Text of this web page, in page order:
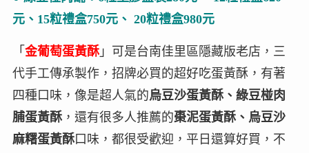
元、15粒禮盒750元、 20粒禮盒980元
「 金葡萄蛋黃酥」可是台南佳里區隱藏版老店，三
代手工傳承製作，招牌必買的超好吃蛋黃酥，有著
四種口味，像是超人氣的烏豆沙蛋黃酥、綠豆椪肉
脯蛋黃酥，還有很多人推薦的棗泥蛋黃酥、烏豆沙
麻糬蛋黃酥口味，都很受歡迎，平日還算好買，不